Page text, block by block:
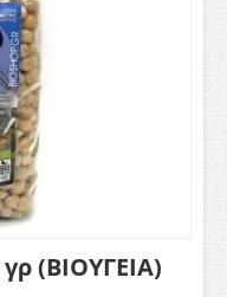
(ΒΙΟΥΓΕΙΑ)